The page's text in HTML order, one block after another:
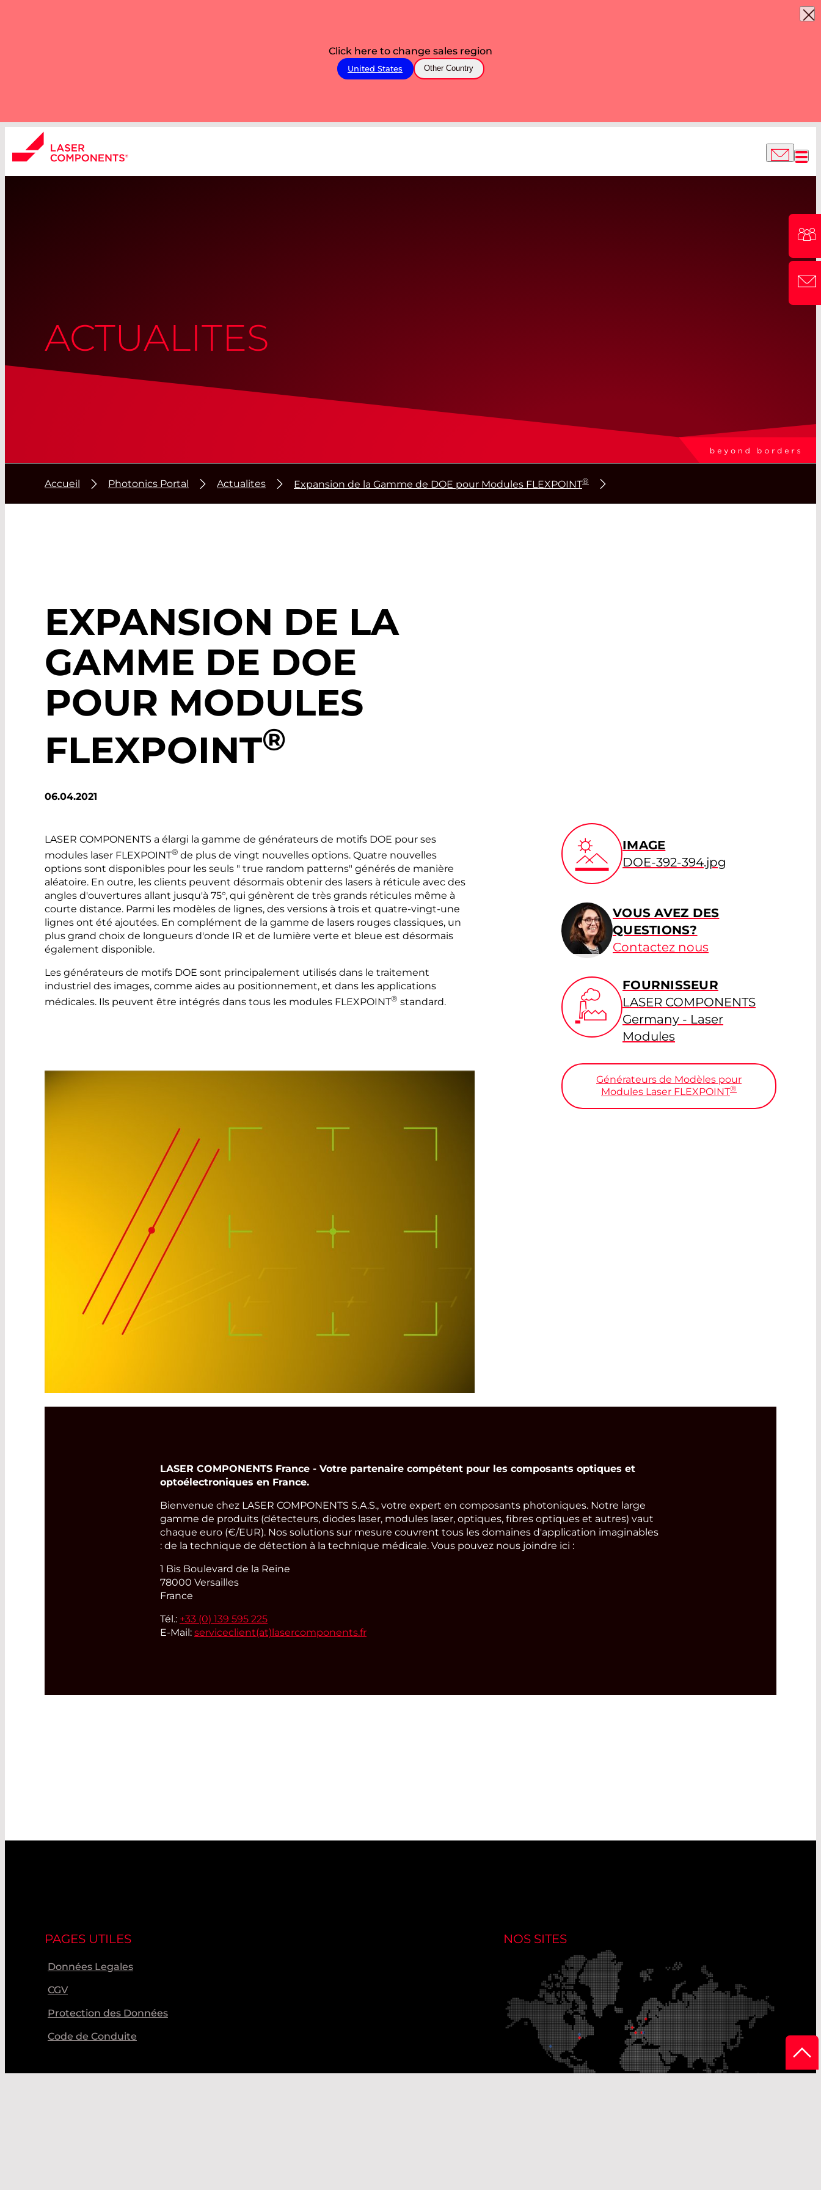
Click here to change sales region
United States Other Country
ACTUALITES
Accueil Photonics Portal Actualites Expansion de la Gamme de DOE pour Modules FLEXPOINT®
EXPANSION DE LA
GAMME DE DOE
POUR MODULES
FLEXPOINT®
06.04.2021
LASER COMPONENTS a élargi la gamme de générateurs de motifs DOE pour ses
modules laser FLEXPOINT® de plus de vingt nouvelles options. Quatre nouvelles
options sont disponibles pour les seuls " true random patterns" générés de manière
aléatoire. En outre, les clients peuvent désormais obtenir des lasers à réticule avec des
angles d'ouvertures allant jusqu'à 75°, qui génèrent de très grands réticules même à
courte distance. Parmi les modèles de lignes, des versions à trois et quatre-vingt-une
lignes ont été ajoutées. En complément de la gamme de lasers rouges classiques, un
plus grand choix de longueurs d'onde IR et de lumière verte et bleue est désormais
également disponible.
Les générateurs de motifs DOE sont principalement utilisés dans le traitement
industriel des images, comme aides au positionnement, et dans les applications
médicales. Ils peuvent être intégrés dans tous les modules FLEXPOINT® standard.
IMAGE
DOE-392-394.jpg
VOUS AVEZ DES
QUESTIONS?
Contactez nous
FOURNISSEUR
LASER COMPONENTS
Germany - Laser
Modules
Générateurs de Modèles pour
Modules Laser FLEXPOINT®
LASER COMPONENTS France - Votre partenaire compétent pour les composants optiques et
optoélectroniques en France.
Bienvenue chez LASER COMPONENTS S.A.S., votre expert en composants photoniques. Notre large
gamme de produits (détecteurs, diodes laser, modules laser, optiques, fibres optiques et autres) vaut
chaque euro (€/EUR). Nos solutions sur mesure couvrent tous les domaines d'application imaginables
: de la technique de détection à la technique médicale. Vous pouvez nous joindre ici :
1 Bis Boulevard de la Reine
78000 Versailles
France
Tél.: +33 (0) 139 595 225
E-Mail: serviceclient(at)lasercomponents.fr
PAGES UTILES
Données Legales
CGV
Protection des Données
Code de Conduite
NOS SITES